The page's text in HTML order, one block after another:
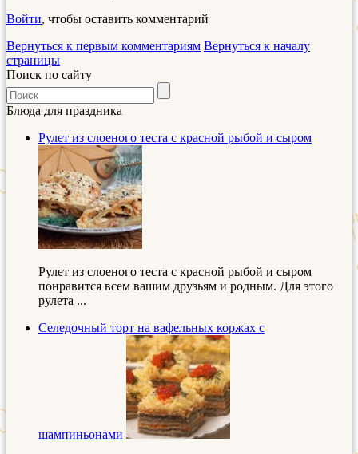
Войти, чтобы оставить комментарий
Вернуться к первым комментариям Вернуться к началу
страницы
Поиск по сайту
Блюда для праздника
Рулет из слоеного теста с красной рыбой и сыром
Рулет из слоеного теста с красной рыбой и сыром
понравится всем вашим друзьям и родным. Для этого
рулета ...
Селедочный торт на вафельных коржах с
шампиньонами